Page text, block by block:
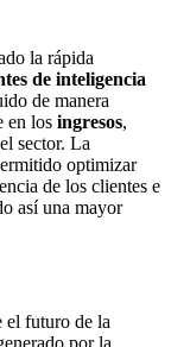
la rápida
de inteligencia
de manera
en los ingresos,
sector. La
optimizar
de los clientes e
así una mayor
el futuro de la
por la